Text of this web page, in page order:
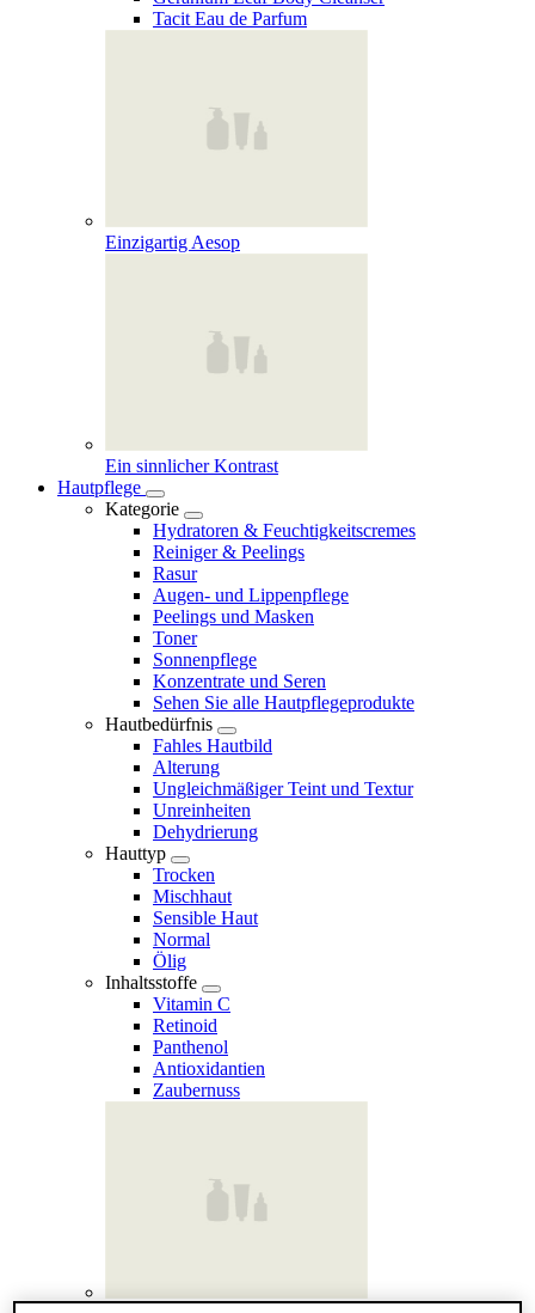
Tacit Eau de Parfum
Einzigartig Aesop
Ein sinnlicher Kontrast
Hautpflege
Kategorie
Hydratoren & Feuchtigkeitscremes
Reiniger & Peelings
Rasur
Augen- und Lippenpflege
Peelings und Masken
Toner
Sonnenpflege
Konzentrate und Seren
Sehen Sie alle Hautpflegeprodukte
Hautbedürfnis
Fahles Hautbild
Alterung
Ungleichmäßiger Teint und Textur
Unreinheiten
Dehydrierung
Hauttyp
Trocken
Mischhaut
Sensible Haut
Normal
Ölig
Inhaltsstoffe
Vitamin C
Retinoid
Panthenol
Antioxidantien
Zaubernuss